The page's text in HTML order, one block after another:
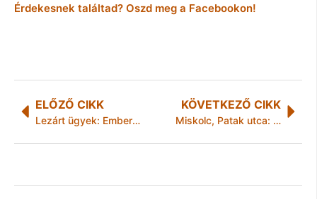
Érdekesnek találtad? Oszd meg a Facebookon!
ELŐZŐ CIKK
Lezárt ügyek: Emberölés Hejőszalontán
KÖVETKEZŐ CIKK
Miskolc, Patak utca: kezdődik a mélygarázs építése